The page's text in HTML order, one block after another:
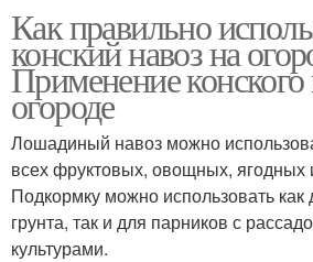
Как правильно
конский навоз на
Применение конского
огороде
Лошадиный навоз можно
всех фруктовых, овощных, ягодных
Подкормку можно использовать как
грунта, так и для парников с
культурами.